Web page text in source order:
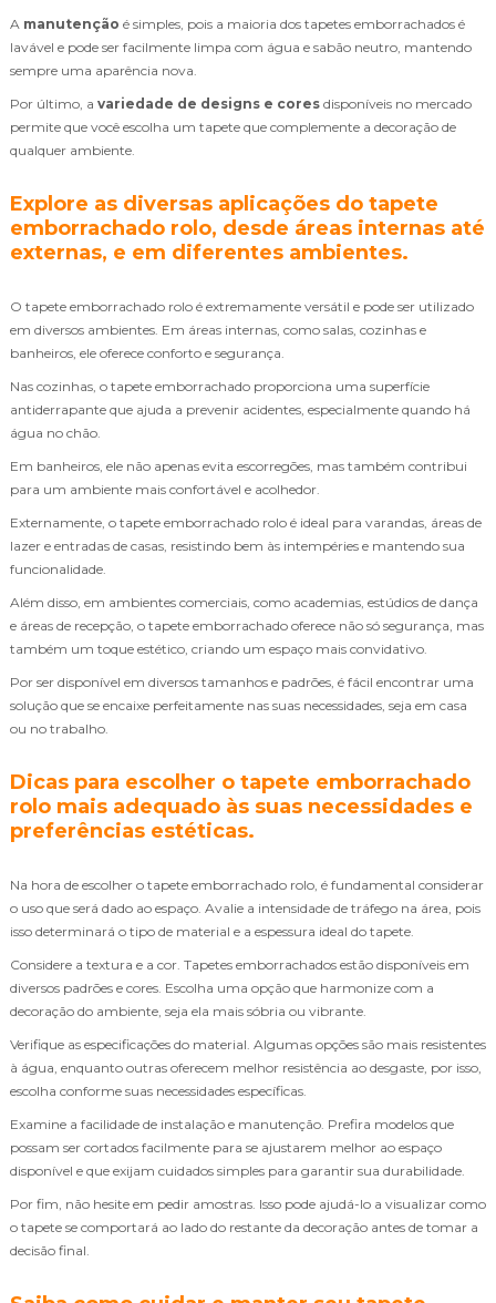
A manutenção é simples, pois a maioria dos tapetes emborrachados é
lavável e pode ser facilmente limpa com água e sabão neutro, mantendo
sempre uma aparência nova.
Por último, a variedade de designs e cores disponíveis no mercado
permite que você escolha um tapete que complemente a decoração de
qualquer ambiente.
Explore as diversas aplicações do tapete
emborrachado rolo, desde áreas internas até
externas, e em diferentes ambientes.
O tapete emborrachado rolo é extremamente versátil e pode ser utilizado
em diversos ambientes. Em áreas internas, como salas, cozinhas e
banheiros, ele oferece conforto e segurança.
Nas cozinhas, o tapete emborrachado proporciona uma superfície
antiderrapante que ajuda a prevenir acidentes, especialmente quando há
água no chão.
Em banheiros, ele não apenas evita escorregões, mas também contribui
para um ambiente mais confortável e acolhedor.
Externamente, o tapete emborrachado rolo é ideal para varandas, áreas de
lazer e entradas de casas, resistindo bem às intempéries e mantendo sua
funcionalidade.
Além disso, em ambientes comerciais, como academias, estúdios de dança
e áreas de recepção, o tapete emborrachado oferece não só segurança, mas
também um toque estético, criando um espaço mais convidativo.
Por ser disponível em diversos tamanhos e padrões, é fácil encontrar uma
solução que se encaixe perfeitamente nas suas necessidades, seja em casa
ou no trabalho.
Dicas para escolher o tapete emborrachado
rolo mais adequado às suas necessidades e
preferências estéticas.
Na hora de escolher o tapete emborrachado rolo, é fundamental considerar
o uso que será dado ao espaço. Avalie a intensidade de tráfego na área, pois
isso determinará o tipo de material e a espessura ideal do tapete.
Considere a textura e a cor. Tapetes emborrachados estão disponíveis em
diversos padrões e cores. Escolha uma opção que harmonize com a
decoração do ambiente, seja ela mais sóbria ou vibrante.
Verifique as especificações do material. Algumas opções são mais resistentes
à água, enquanto outras oferecem melhor resistência ao desgaste, por isso,
escolha conforme suas necessidades específicas.
Examine a facilidade de instalação e manutenção. Prefira modelos que
possam ser cortados facilmente para se ajustarem melhor ao espaço
disponível e que exijam cuidados simples para garantir sua durabilidade.
Por fim, não hesite em pedir amostras. Isso pode ajudá-lo a visualizar como
o tapete se comportará ao lado do restante da decoração antes de tomar a
decisão final.